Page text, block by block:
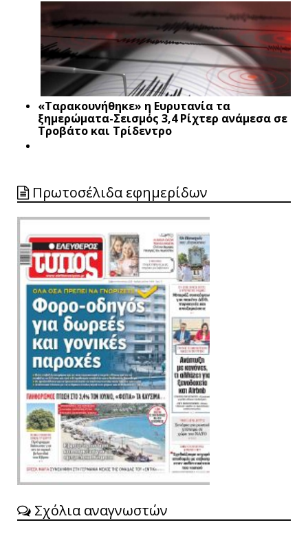
«Ταρακουνήθηκε» η Ευρυτανία τα
ξημερώματα-Σεισμός 3,4 Ρίχτερ ανάμεσα σε
Τροβάτο και Τρίδεντρο
Πρωτοσέλιδα εφημερίδων
Σχόλια αναγνωστών